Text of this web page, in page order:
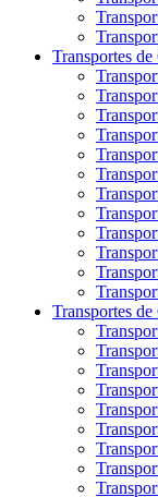
Transportes de
Transportes de